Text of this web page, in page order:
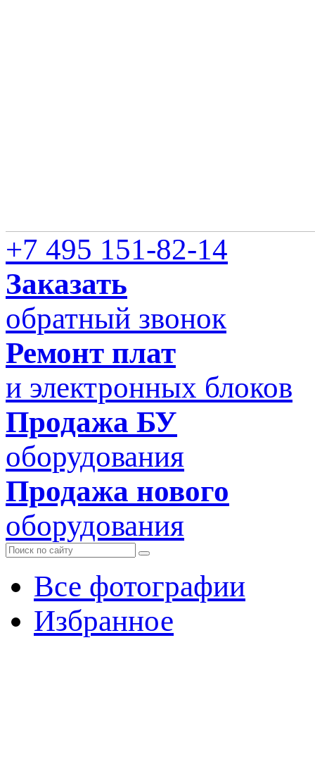
+7 495 151-82-14
Заказать
обратный звонок
Ремонт плат
и электронных блоков
Продажа БУ
оборудования
Продажа нового
оборудования
Все фотографии
Избранное